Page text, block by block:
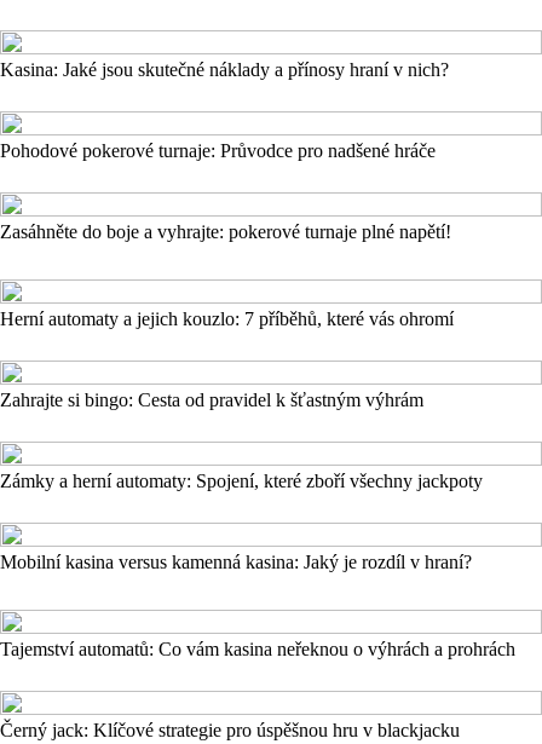
Kasina: Jaké jsou skutečné náklady a přínosy hraní v nich?
Pohodové pokerové turnaje: Průvodce pro nadšené hráče
Zasáhněte do boje a vyhrajte: pokerové turnaje plné napětí!
Herní automaty a jejich kouzlo: 7 příběhů, které vás ohromí
Zahrajte si bingo: Cesta od pravidel k šťastným výhrám
Zámky a herní automaty: Spojení, které zboří všechny jackpoty
Mobilní kasina versus kamenná kasina: Jaký je rozdíl v hraní?
Tajemství automatů: Co vám kasina neřeknou o výhrách a prohrách
Černý jack: Klíčové strategie pro úspěšnou hru v blackjacku